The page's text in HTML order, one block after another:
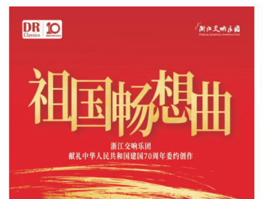
但令听者信服的首先是他的初心，
他愿意运用他的音乐技术耕耘在中
华文化的土壤中，并且甚至能长出
们继续期待。
每一曲的前奏都由一件乐器作
为主奏用自由节奏铺开，渲染出一
种似混沌又清妙的状态，颇能清空
灵台，牵引神思。进入主题之后电
子音乐就用固定节奏强行介入，持
续至曲终，这使我不以为然，多么
希望前奏的那种气氛能一直占据主
导。但这是作曲家熟习的技术，运